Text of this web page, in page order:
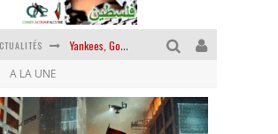
Yankees, Go home !
La révolution ou rien
A LA UNE